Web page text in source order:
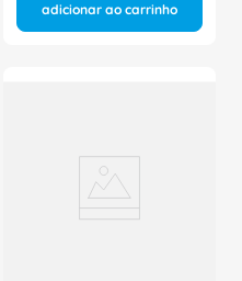
adicionar ao carrinho